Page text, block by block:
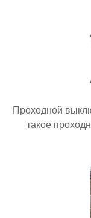
Проходной
такое